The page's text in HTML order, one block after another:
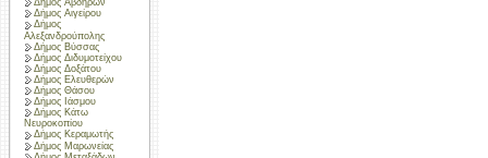
Δήμος Αβδήρων
Δήμος Αιγείρου
Δήμος
Αλεξανδρούπολης
Δήμος Βύσσας
Δήμος Διδυμοτείχου
Δήμος Δοξάτου
Δήμος Ελευθερών
Δήμος Θάσου
Δήμος Ιάσμου
Δήμος Κάτω
Νευροκοπίου
Δήμος Κεραμωτής
Δήμος Μαρωνείας